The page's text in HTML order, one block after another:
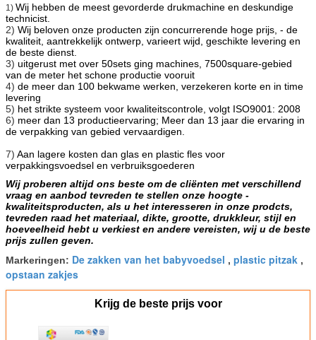
1) Wij hebben de meest gevorderde drukmachine en deskundige
technicist.
2) Wij beloven onze producten zijn concurrerende hoge prijs, - de
kwaliteit, aantrekkelijk ontwerp, varieert wijd, geschikte levering en
de beste dienst.
3) uitgerust met over 50sets ging machines, 7500square-gebied
van de meter het schone productie vooruit
4) de meer dan 100 bekwame werken, verzekeren korte en in time
levering
5) het strikte systeem voor kwaliteitscontrole, volgt ISO9001: 2008
6) meer dan 13 productieervaring; Meer dan 13 jaar die ervaring in
de verpakking van gebied vervaardigen.
7) Aan lagere kosten dan glas en plastic fles voor
verpakkingsvoedsel en verbruiksgoederen
Wij proberen altijd ons beste om de cliënten met verschillend
vraag en aanbod tevreden te stellen onze hoogte -
kwaliteitsproducten, als u het interesseren in onze prodcts,
tevreden raad het materiaal, dikte, grootte, drukkleur, stijl en
hoeveelheid hebt u verkiest en andere vereisten, wij u de beste
prijs zullen geven.
Markeringen: De zakken van het babyvoedsel , plastic pitzak ,
opstaan zakjes
Krijg de beste prijs voor